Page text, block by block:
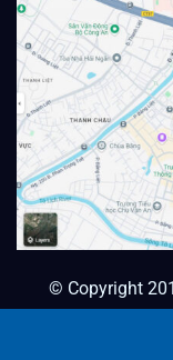
© Copyright